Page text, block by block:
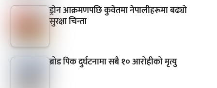
ड्रोन आक्रमणपछि कुवेतमा नेपालीहरूमा बढ्यो
सुरक्षा चिन्ता
ब्रोड पिक दुर्घटनामा सबै १० आरोहीको मृत्यु